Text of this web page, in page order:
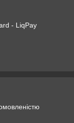
- LiqPay